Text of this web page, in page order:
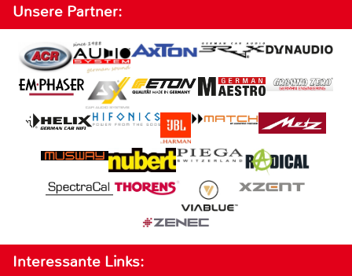
Unsere Partner:
Interessante Links: